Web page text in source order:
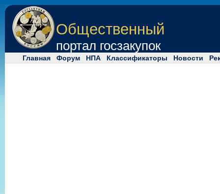
Общественный
портал госзакупок
Главная Форум НПА Классификаторы Новости